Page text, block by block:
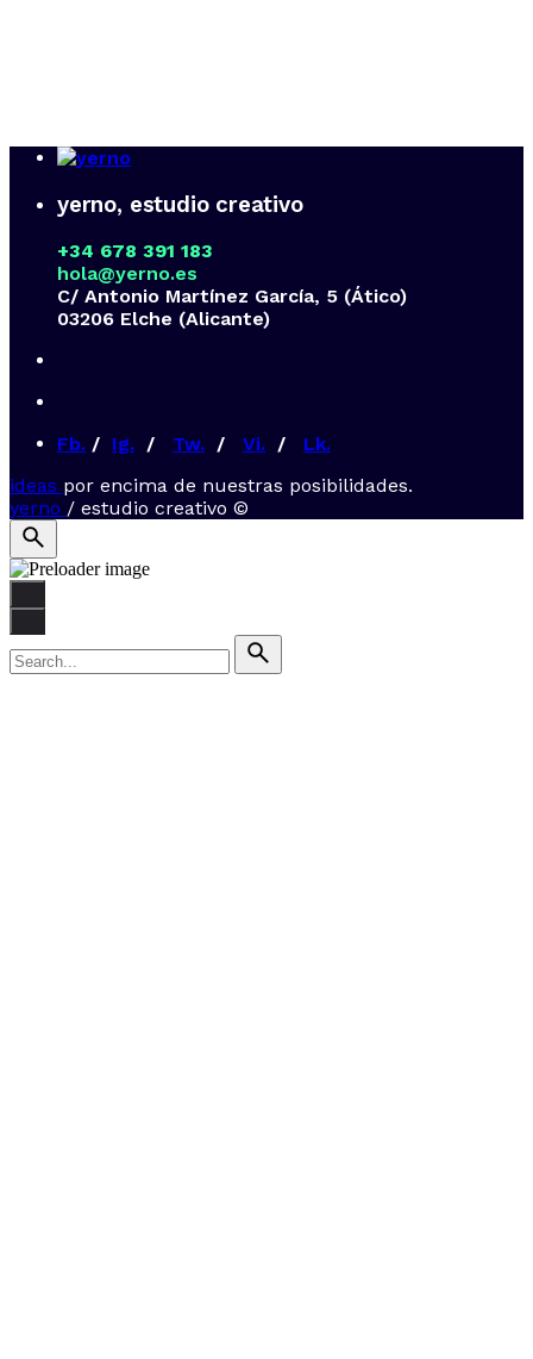
yerno, estudio creativo
+34 678 391 183
hola@yerno.es
C/ Antonio Martínez García, 5 (Ático)
03206 Elche (Alicante)
Fb. / Ig. / Tw. / Vi. / Lk.
ideas por encima de nuestras posibilidades.
yerno / estudio creativo ©
for